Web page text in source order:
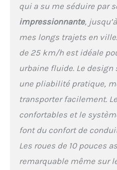
garantissant une
circulation dense. 【
Plateforme Ergonomique
tubeless 10 pouces (25
antidérapante de 18 cm
électrique à suspension
exceptionnelle et un
des surfaces
emplacement optimisé et
résistant à l'eau, il
stables en toutes
électrique idéal pour les
(jusqu'à 150 kg). 【
pliage en une étape, ce
qui a su me séduire par
impressionnante,
mes longs trajets en
de 25 km/h est idéale
urbaine fluide. Le design
une pliabilité pratique,
transporter facilement.
confortables et le
font du confort de
Les roues de 10 pouces
remarquable même sur